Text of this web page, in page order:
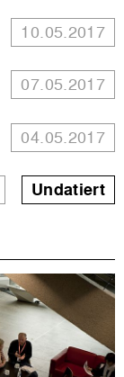
10.05.2017
07.05.2017
04.05.2017
Undatiert